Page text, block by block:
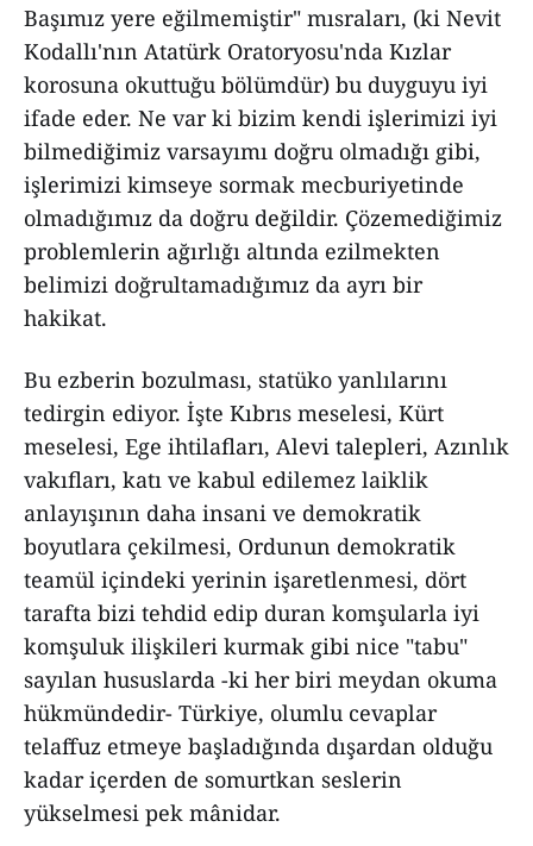
Başımız yere eğilmemiştir" mısraları, (ki Nevit
Kodallı'nın Atatürk Oratoryosu'nda Kızlar
korosuna okuttuğu bölümdür) bu duyguyu iyi
ifade eder. Ne var ki bizim kendi işlerimizi iyi
bilmediğimiz varsayımı doğru olmadığı gibi,
işlerimizi kimseye sormak mecburiyetinde
olmadığımız da doğru değildir. Çözemediğimiz
problemlerin ağırlığı altında ezilmekten
belimizi doğrultamadığımız da ayrı bir
hakikat.
Bu ezberin bozulması, statüko yanlılarını
tedirgin ediyor. İşte Kıbrıs meselesi, Kürt
meselesi, Ege ihtilafları, Alevi talepleri, Azınlık
vakıfları, katı ve kabul edilemez laiklik
anlayışının daha insani ve demokratik
boyutlara çekilmesi, Ordunun demokratik
teamül içindeki yerinin işaretlenmesi, dört
tarafta bizi tehdid edip duran komşularla iyi
komşuluk ilişkileri kurmak gibi nice "tabu"
sayılan hususlarda -ki her biri meydan okuma
hükmündedir- Türkiye, olumlu cevaplar
telaffuz etmeye başladığında dışardan olduğu
kadar içerden de somurtkan seslerin
yükselmesi pek mânidar.